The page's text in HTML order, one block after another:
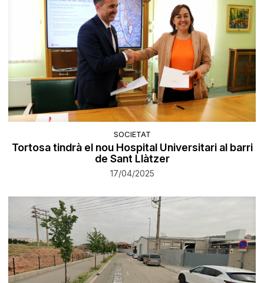
SOCIETAT
Tortosa tindrà el nou Hospital Universitari al barri
de Sant Llàtzer
17/04/2025